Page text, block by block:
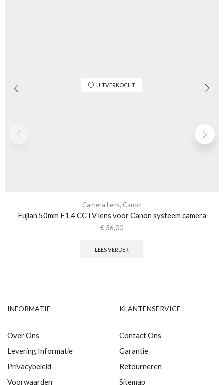
UITVERKOCHT
Camera Lens, Canon
Fujian 50mm F1.4 CCTV lens voor Canon systeem camera
€ 36,00
LEES VERDER
INFORMATIE
Over Ons
Levering Informatie
Privacybeleid
Voorwaarden
KLANTENSERVICE
Contact Ons
Garantie
Retourneren
Sitemap